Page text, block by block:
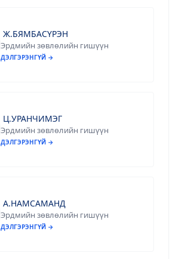
Ж.БЯМБАСҮРЭН
Эрдмийн зөвлөлийн гишүүн
ДЭЛГЭРЭНГҮЙ →
Ц.УРАНЧИМЭГ
Эрдмийн зөвлөлийн гишүүн
ДЭЛГЭРЭНГҮЙ →
А.НАМСАМАНД
Эрдмийн зөвлөлийн гишүүн
ДЭЛГЭРЭНГҮЙ →